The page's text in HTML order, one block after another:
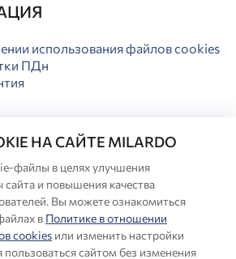
использования файлов cookies
ПДн
© Milardo
сайта:
за собой право в любой момент
НА САЙТЕ MILARDO
файлы в целях улучшения
сайта и повышения качества
Вы можете ознакомиться
в Политике в отношении
cookies или изменить настройки
сайтом без изменения